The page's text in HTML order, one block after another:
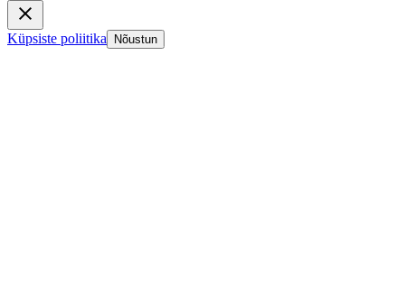
Küpsiste poliitika Nõustun